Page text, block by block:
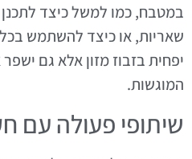
במטבח, כמו למשל כיצד לתכנן
שאריות, או כיצד להשתמש
יפחית בזבוז מזון אלא גם
המוגשות.
שיתופי פעולה עם